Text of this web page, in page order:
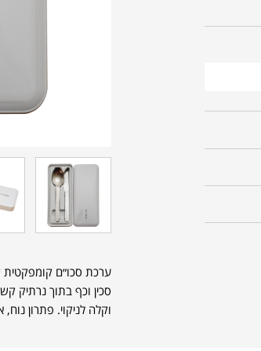
ערכת סכו״ם
סכין וכף בתוך נרתיק
וקלה לניקוי. פתרון